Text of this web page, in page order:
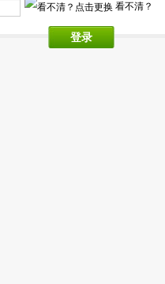
看不清？
登录